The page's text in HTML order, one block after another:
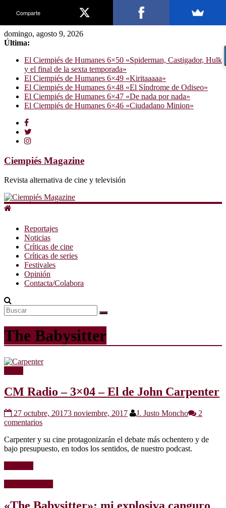
domingo, agosto 9, 2026
Última:
El Ciempiés de Humanes 6×50 «Spiderman, Castigador, Hulk
y el final de la sexta temporada»
El Ciempiés de Humanes 6×49 «Kiritaaaaa»
El Ciempiés de Humanes 6×48 «El Síndrome de Odiseo»
El Ciempiés de Humanes 6×47 «De nada por nada»
El Ciempiés de Humanes 6×46 «Ciudadano Minion»
Ciempiés Magazine
Revista alternativa de cine y televisión
Reportajes
Noticias
Críticas de cine
Críticas de series
Festivales
Opinión
Contacta/Colabora
The Babysitter
CM Radio – 3×04 – El de John Carpenter
27 octubre, 20173 noviembre, 2017 J. Justo Moncho
2
comentarios
Carpenter y su cine protagonizarán el debate más ochentero y de
bajo presupuesto, en todos los sentidos, de nuestro podcast.
Comparte